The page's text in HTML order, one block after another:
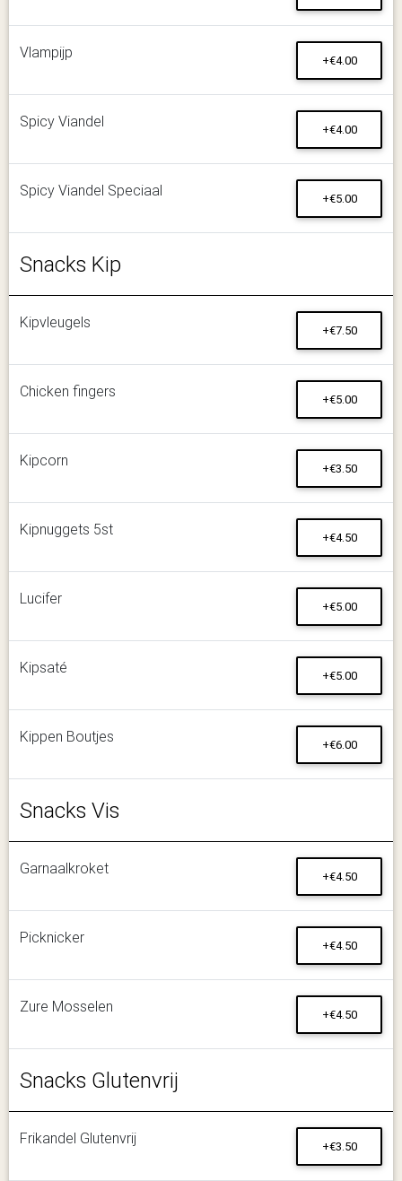
Vlampijp +€4.00
Spicy Viandel +€4.00
Spicy Viandel Speciaal +€5.00
Snacks Kip
Kipvleugels +€7.50
Chicken fingers +€5.00
Kipcorn +€3.50
Kipnuggets 5st +€4.50
Lucifer +€5.00
Kipsaté +€5.00
Kippen Boutjes +€6.00
Snacks Vis
Garnaalkroket +€4.50
Picknicker +€4.50
Zure Mosselen +€4.50
Snacks Glutenvrij
Frikandel Glutenvrij +€3.50